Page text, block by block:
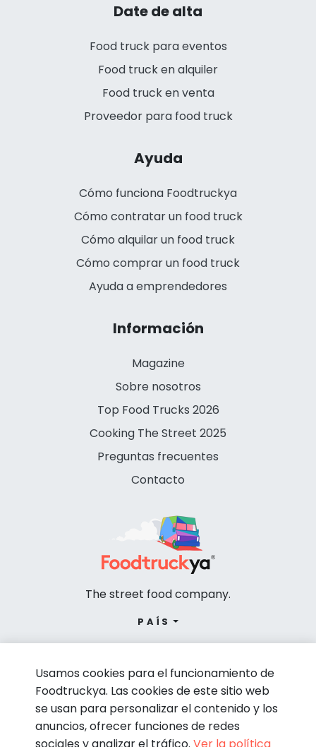
Date de alta
Food truck para eventos
Food truck en alquiler
Food truck en venta
Proveedor para food truck
Ayuda
Cómo funciona Foodtruckya
Cómo contratar un food truck
Cómo alquilar un food truck
Cómo comprar un food truck
Ayuda a emprendedores
Información
Magazine
Sobre nosotros
Top Food Trucks 2026
Cooking The Street 2025
Preguntas frecuentes
Contacto
The street food company.
PAÍS
Usamos cookies para el funcionamiento de
Foodtruckya. Las cookies de este sitio web
se usan para personalizar el contenido y los
anuncios, ofrecer funciones de redes